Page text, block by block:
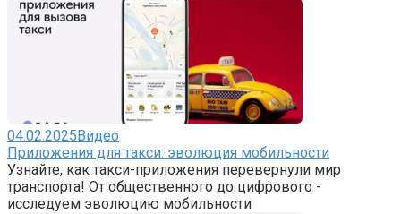
04.02.2025 Видео
Приложения для такси: эволюция мобильности
Узнайте, как такси-приложения перевернули мир
транспорта! От общественного до цифрового -
исследуем эволюцию мобильности